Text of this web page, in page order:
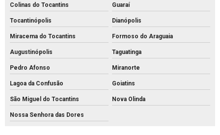
Colinas do Tocantins Guaraí
Tocantinópolis Dianópolis
Miracema do Tocantins Formoso do Araguaia
Augustinópolis Taguatinga
Pedro Afonso Miranorte
Lagoa da Confusão Goiatins
São Miguel do Tocantins Nova Olinda
Nossa Senhora das Dores